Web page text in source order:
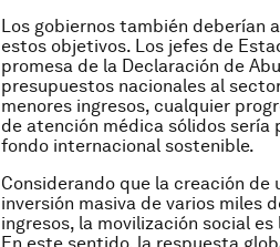
Los gobiernos también deberían
estos objetivos. Los jefes de
promesa de la Declaración de
presupuestos nacionales al
menores ingresos, cualquier
de atención médica sólidos
fondo internacional sostenible.
Considerando que la creación
inversión masiva de varios miles
ingresos, la movilización social